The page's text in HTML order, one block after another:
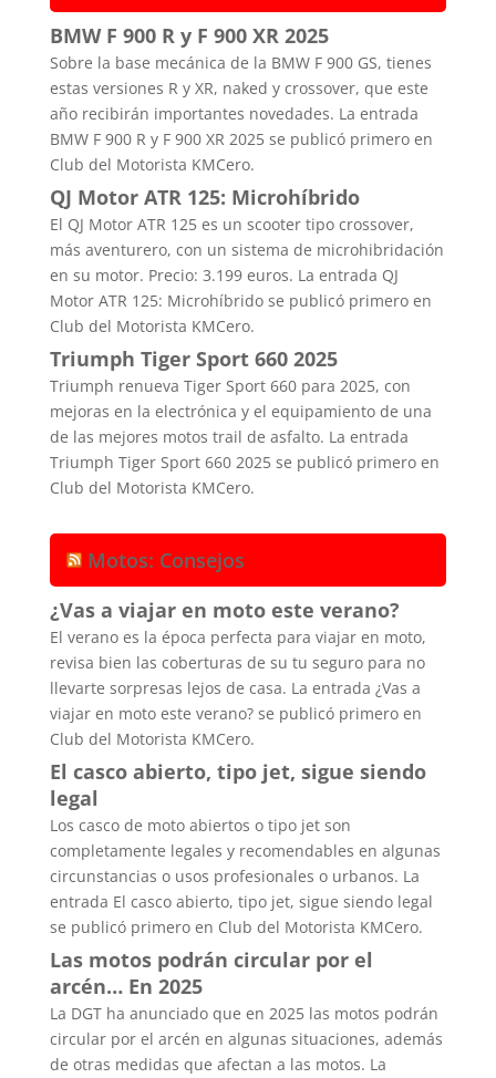
BMW F 900 R y F 900 XR 2025
Sobre la base mecánica de la BMW F 900 GS, tienes
estas versiones R y XR, naked y crossover, que este
año recibirán importantes novedades. La entrada
BMW F 900 R y F 900 XR 2025 se publicó primero en
Club del Motorista KMCero.
QJ Motor ATR 125: Microhíbrido
El QJ Motor ATR 125 es un scooter tipo crossover,
más aventurero, con un sistema de microhibridación
en su motor. Precio: 3.199 euros. La entrada QJ
Motor ATR 125: Microhíbrido se publicó primero en
Club del Motorista KMCero.
Triumph Tiger Sport 660 2025
Triumph renueva Tiger Sport 660 para 2025, con
mejoras en la electrónica y el equipamiento de una
de las mejores motos trail de asfalto. La entrada
Triumph Tiger Sport 660 2025 se publicó primero en
Club del Motorista KMCero.
Motos: Consejos
¿Vas a viajar en moto este verano?
El verano es la época perfecta para viajar en moto,
revisa bien las coberturas de su tu seguro para no
llevarte sorpresas lejos de casa. La entrada ¿Vas a
viajar en moto este verano? se publicó primero en
Club del Motorista KMCero.
El casco abierto, tipo jet, sigue siendo
legal
Los casco de moto abiertos o tipo jet son
completamente legales y recomendables en algunas
circunstancias o usos profesionales o urbanos. La
entrada El casco abierto, tipo jet, sigue siendo legal
se publicó primero en Club del Motorista KMCero.
Las motos podrán circular por el
arcén… En 2025
La DGT ha anunciado que en 2025 las motos podrán
circular por el arcén en algunas situaciones, además
de otras medidas que afectan a las motos. La